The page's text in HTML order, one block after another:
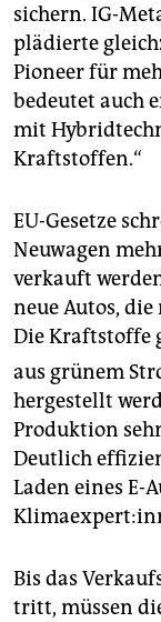
sichern. IG-
plädierte
Pioneer für
bedeutet auch
mit
Kraftstoffen.“
EU-Gesetze
Neuwagen
verkauft
neue Autos,
Die Kraftstoffe
aus grünem
hergestellt
Produktion
Deutlich
Laden eines E-
Bis das
tritt, müssen